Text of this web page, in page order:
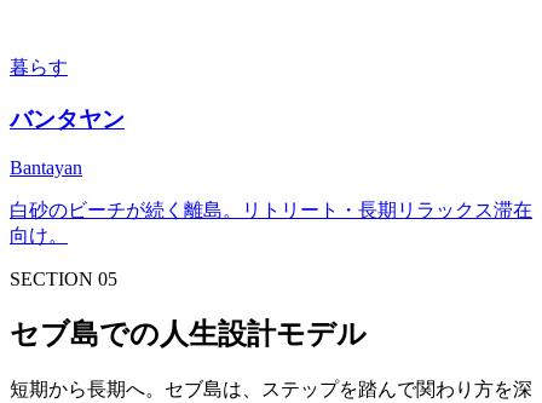
暮らす
バンタヤン
Bantayan
白砂のビーチが続く離島。リトリート・長期リラックス滞在
向け。
SECTION 05
セブ島での人生設計モデル
短期から長期へ。セブ島は、ステップを踏んで関わり方を深